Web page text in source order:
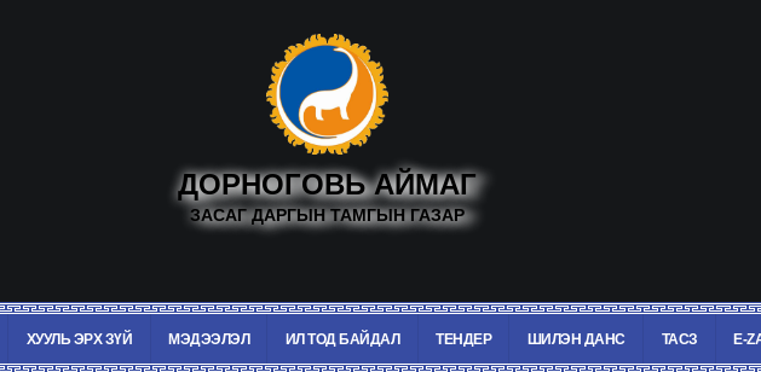
ДОРНОГОВЬ АЙМАГ
ЗАСАГ ДАРГЫН ТАМГЫН ГАЗАР
ХУУЛЬ ЭРХ ЗҮЙ МЭДЭЭЛЭЛ ИЛ ТОД БАЙДАЛ ТЕНДЕР ШИЛЭН ДАНС ТАСЗ E-